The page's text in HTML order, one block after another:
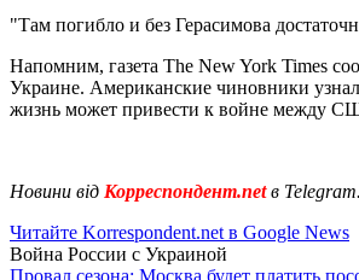
"Там погибло и без Герасимова
Напомним, газета The New York Times
Украине. Американские чиновники
жизнь может привести к войне между
Новини від Корреспондент.netв
Читайте Korrespondent.net в Google News
Война России с Украиной
Провал сезона: Москва будет платить